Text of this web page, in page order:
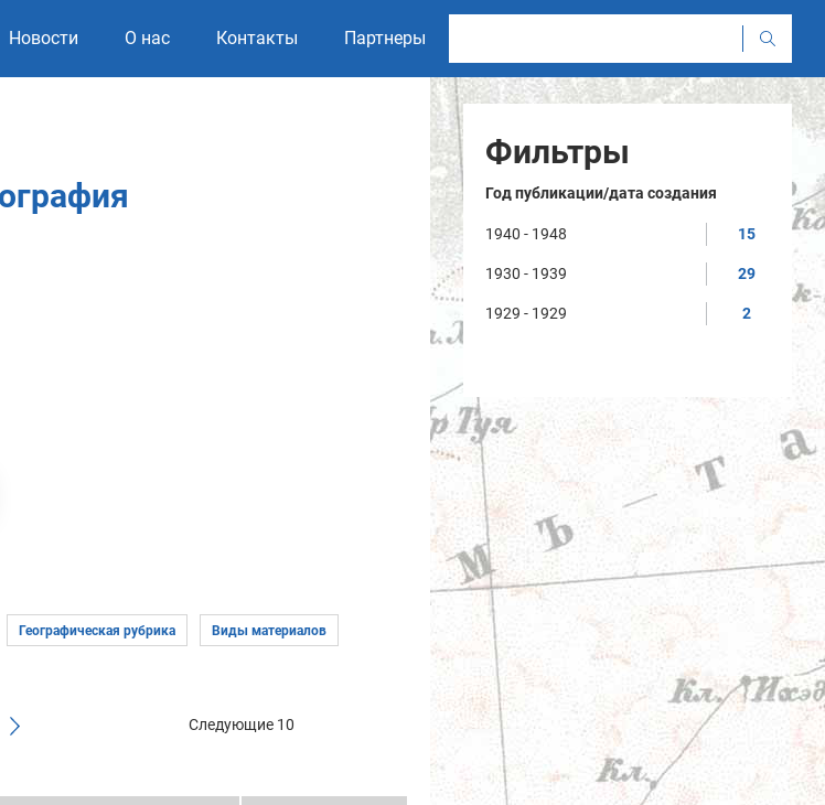
Новости О нас Контакты Партнеры
Следующие 10
Фильтры
Год публикации/дата создания
1940 - 1948 15
1930 - 1939 29
1929 - 1929 2